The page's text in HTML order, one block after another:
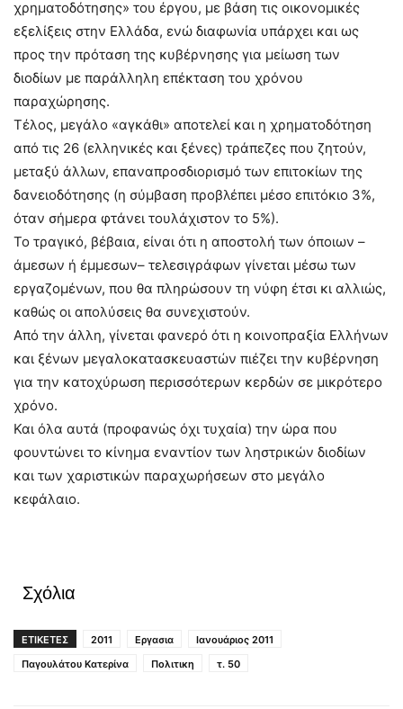
χρηματοδότησης» του έργου, με βάση τις οικονομικές
εξελίξεις στην Ελλάδα, ενώ διαφωνία υπάρχει και ως
προς την πρόταση της κυβέρνησης για μείωση των
διοδίων με παράλληλη επέκταση του χρόνου
παραχώρησης.
Τέλος, μεγάλο «αγκάθι» αποτελεί και η χρηματοδότηση
από τις 26 (ελληνικές και ξένες) τράπεζες που ζητούν,
μεταξύ άλλων, επαναπροσδιορισμό των επιτοκίων της
δανειοδότησης (η σύμβαση προβλέπει μέσο επιτόκιο 3%,
όταν σήμερα φτάνει τουλάχιστον το 5%).
Το τραγικό, βέβαια, είναι ότι η αποστολή των όποιων –
άμεσων ή έμμεσων– τελεσιγράφων γίνεται μέσω των
εργαζομένων, που θα πληρώσουν τη νύφη έτσι κι αλλιώς,
καθώς οι απολύσεις θα συνεχιστούν.
Από την άλλη, γίνεται φανερό ότι η κοινοπραξία Ελλήνων
και ξένων μεγαλοκατασκευαστών πιέζει την κυβέρνηση
για την κατοχύρωση περισσότερων κερδών σε μικρότερο
χρόνο.
Και όλα αυτά (προφανώς όχι τυχαία) την ώρα που
φουντώνει το κίνημα εναντίον των ληστρικών διοδίων
και των χαριστικών παραχωρήσεων στο μεγάλο
κεφάλαιο.
Σχόλια
ΕΤΙΚΕΤΕΣ 2011 Εργασια
Ιανουάριος 2011
Παγουλάτου Κατερίνα
Πολιτικη τ. 50